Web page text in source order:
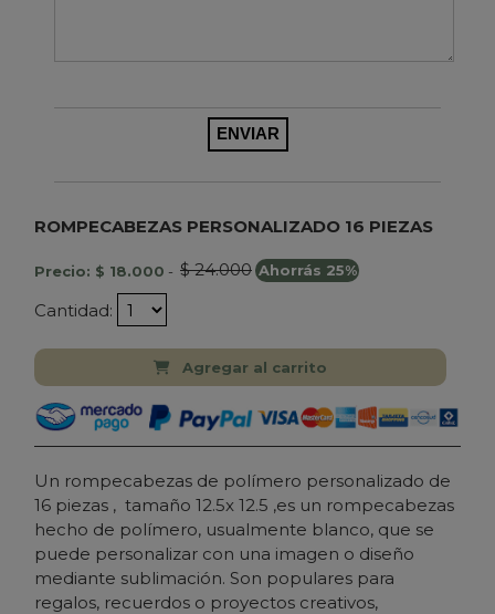
ROMPECABEZAS PERSONALIZADO 16 PIEZAS
Precio: $ 18.000 - $ 24.000 Ahorrás 25%
Cantidad:
Agregar al carrito
Un rompecabezas de polímero personalizado de
16 piezas , tamaño 12.5x 12.5 ,es un rompecabezas
hecho de polímero, usualmente blanco, que se
puede personalizar con una imagen o diseño
mediante sublimación. Son populares para
regalos, recuerdos o proyectos creativos,